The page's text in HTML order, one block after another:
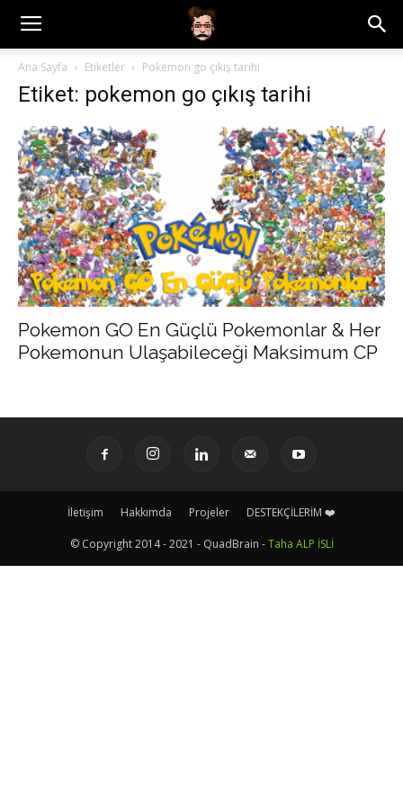
Ana Sayfa Etiketler Pokemon go çıkış tarihi
Etiket: pokemon go çıkış tarihi
Pokemon GO En Güçlü Pokemonlar & Her
Pokemonun Ulaşabileceği Maksimum CP
İletişim Hakkımda Projeler DESTEKÇİLERİM ❤️
© Copyright 2014 - 2021 - QuadBrain -Taha ALP İSLİ